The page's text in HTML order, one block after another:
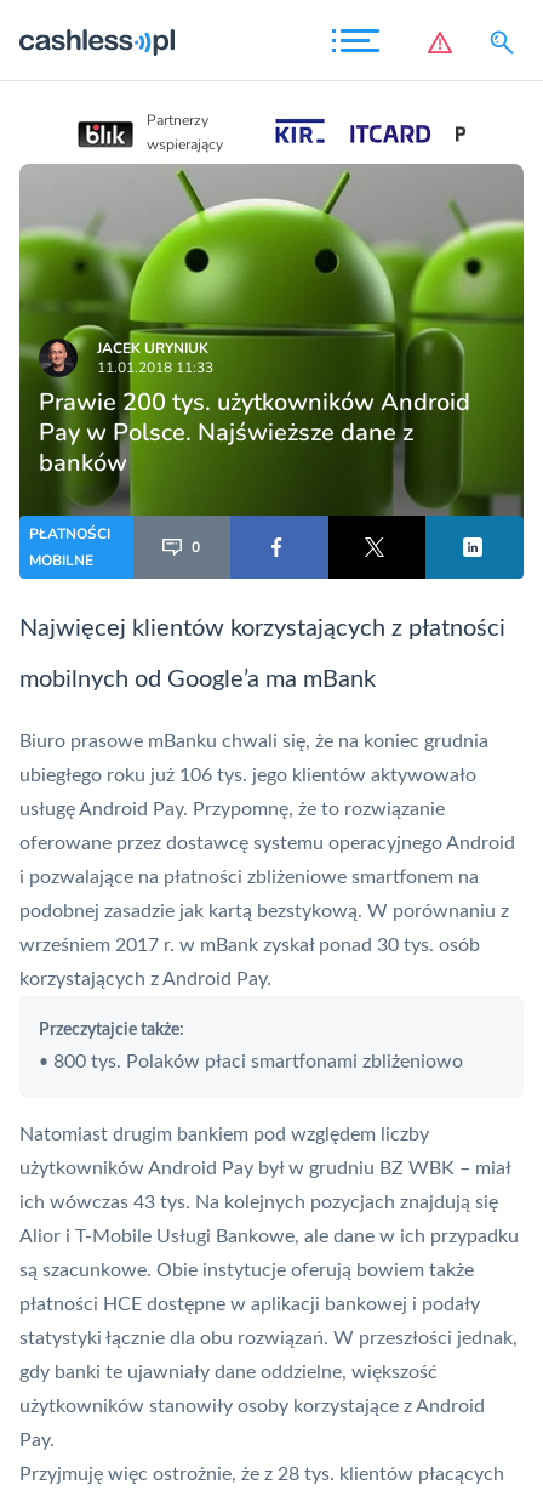
Partnerzy
wspierający
JACEK URYNIUK
11.01.2018 11:33
Prawie 200 tys. użytkowników Android
Pay w Polsce. Najświeższe dane z
banków
PŁATNOŚCI
MOBILNE
0
Najwięcej klientów korzystających z płatności
mobilnych od Google’a ma mBank
Biuro prasowe mBanku chwali się, że na koniec grudnia
ubiegłego roku już 106 tys. jego klientów aktywowało
usługęAndroid Pay. Przypomnę, że to rozwiązanie
oferowane przez dostawcę systemu operacyjnego Android
i pozwalające na płatności zbliżeniowe smartfonem na
podobnej zasadzie jak kartą bezstykową. W porównaniu z
wrześniem 2017 r. w mBank zyskał ponad 30 tys. osób
korzystających z Android Pay.
Przeczytajcie także:
• 800 tys. Polaków płaci smartfonami zbliżeniowo
Natomiast drugim bankiem pod względem liczby
użytkowników Android Pay był w grudniu BZ WBK – miał
ich wówczas 43 tys. Na kolejnych pozycjach znajdują się
Alior i T-Mobile Usługi Bankowe, ale dane w ich przypadku
są szacunkowe. Obie instytucje oferują bowiem także
płatności HCE dostępne w aplikacji bankowej i podały
statystyki łącznie dla obu rozwiązań. W przeszłości jednak,
gdy banki te ujawniały dane oddzielne, większość
użytkowników stanowiły osoby korzystające z Android
Pay.
Przyjmuję więc ostrożnie, że z 28 tys. klientów płacących